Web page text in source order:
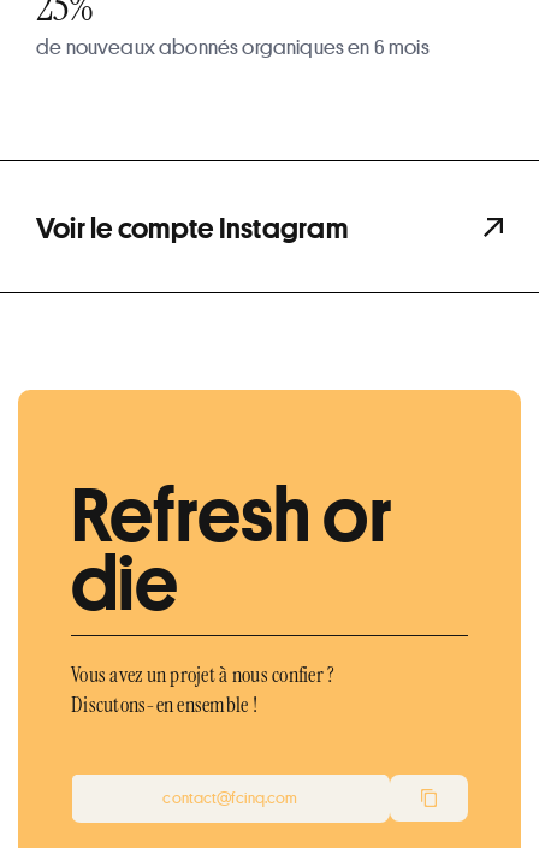
de nouveaux abonnés organiques en 6 mois
Voir le compte Instagram
Refresh or
die
Vous avez un projet à nous confier ?
Discutons-en ensemble !
contact@fcinq.com